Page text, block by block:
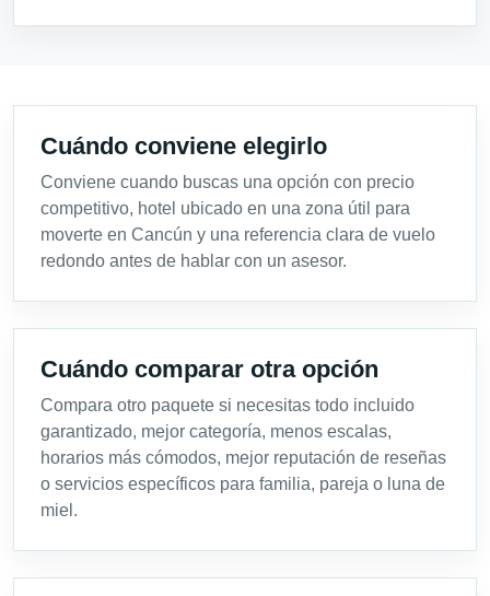
Cuándo conviene elegirlo
Conviene cuando buscas una opción con precio
competitivo, hotel ubicado en una zona útil para
moverte en Cancún y una referencia clara de vuelo
redondo antes de hablar con un asesor.
Cuándo comparar otra opción
Compara otro paquete si necesitas todo incluido
garantizado, mejor categoría, menos escalas,
horarios más cómodos, mejor reputación de reseñas
o servicios específicos para familia, pareja o luna de
miel.